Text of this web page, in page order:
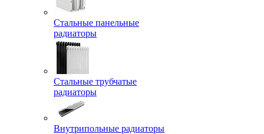
Стальные панельные
радиаторы
Стальные трубчатые
радиаторы
Внутрипольные радиаторы